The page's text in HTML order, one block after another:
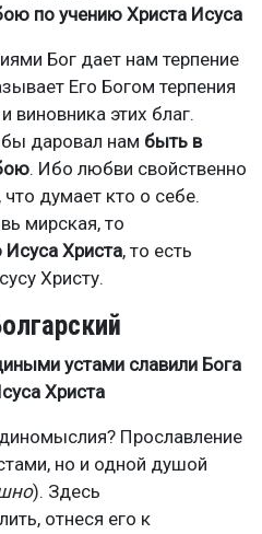
по учению Христа Исуса
Бог дает нам терпение
Его Богом терпения
виновника этих благ.
даровал нам быть в
. Ибо любви свойственно
думает кто о себе.
мирская, то
Исуса Христа, то есть
Христу.
устами славили Бога
Христа
Прославление
но и одной душой
). Здесь
отнеся его к